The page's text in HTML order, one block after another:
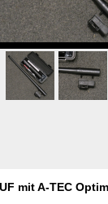
mit A-TEC